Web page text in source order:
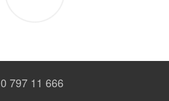
0 797 11 666